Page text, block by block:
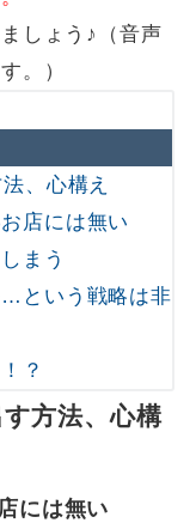
しょう♪（音声
。）
、心構え
店には無い
まう
…という戦略は非
？
方法、心構
には無い